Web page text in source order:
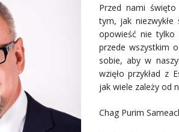
Przed nami
tym, jak
opowieść nie
przede wszystkim
sobie, aby w
wzięło przykład z
jak wiele zależy od
Chag Purim